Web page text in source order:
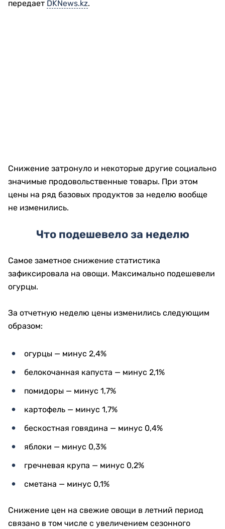
передает DKNews.kz.
Снижение затронуло и некоторые другие социально
значимые продовольственные товары. При этом
цены на ряд базовых продуктов за неделю вообще
не изменились.
Что подешевело за неделю
Самое заметное снижение статистика
зафиксировала на овощи. Максимально подешевели
огурцы.
За отчетную неделю цены изменились следующим
образом:
огурцы — минус 2,4%
белокочанная капуста — минус 2,1%
помидоры — минус 1,7%
картофель — минус 1,7%
бескостная говядина — минус 0,4%
яблоки — минус 0,3%
гречневая крупа — минус 0,2%
сметана — минус 0,1%
Снижение цен на свежие овощи в летний период
связано в том числе с увеличением сезонного